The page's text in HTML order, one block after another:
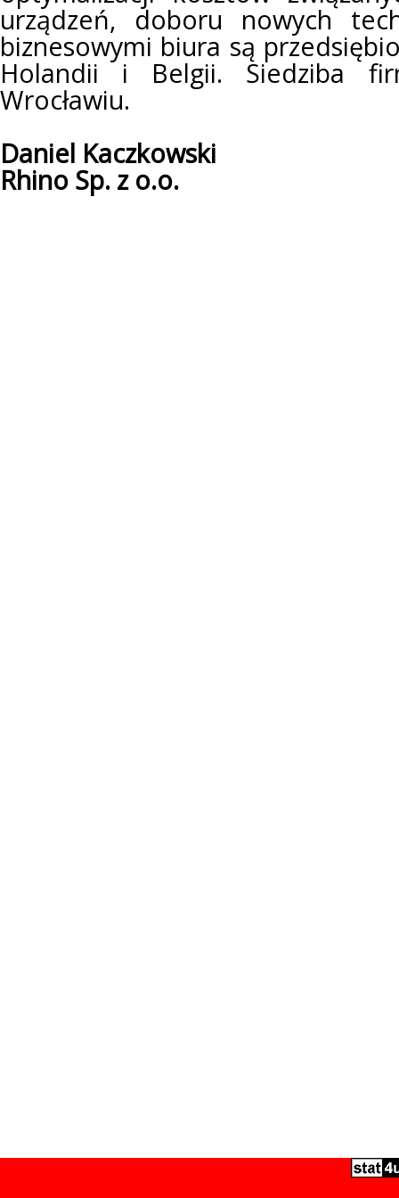
urządzeń, doboru nowych
biznesowymi biura są
Holandii i Belgii. Siedziba
Wrocławiu.
Daniel Kaczkowski
Rhino Sp. z o.o.